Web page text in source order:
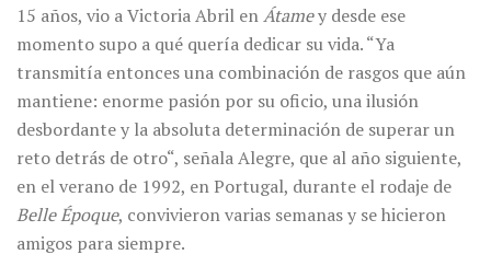
15 años, vio a Victoria Abril enÁtamey desde ese
momento supo a qué quería dedicar su vida. “Ya
transmitía entonces una combinación de rasgos que aún
mantiene: enorme pasión por su oficio, una ilusión
desbordante y la absoluta determinación de superar un
reto detrás de otro“, señala Alegre, que al año siguiente,
en el verano de 1992, en Portugal, durante el rodaje de
Belle Époque, convivieron varias semanas y se hicieron
amigos para siempre.